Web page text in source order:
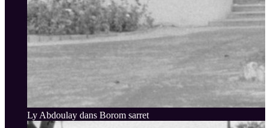
Ly Abdoulay dans Borom sarret